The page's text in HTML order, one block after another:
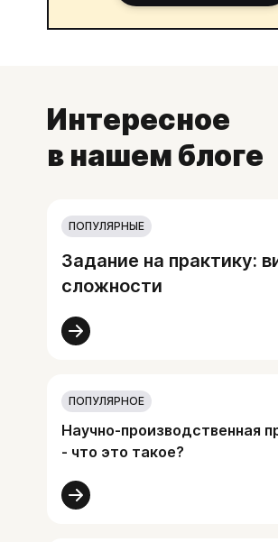
Интересное
в нашем блоге
ПОПУЛЯРНЫЕ
Задание на практику:
сложности
ПОПУЛЯРНОЕ
Научно-производственная
- что это такое?